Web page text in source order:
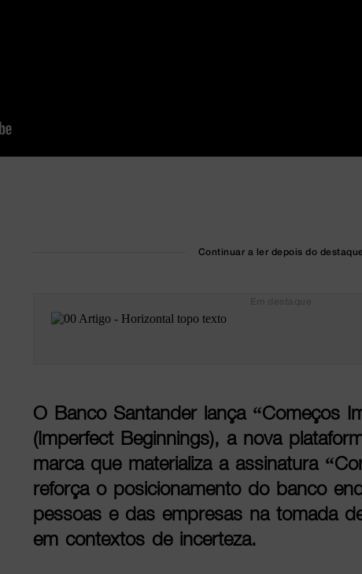
Continuar a ler depois do destaque
O Banco Santander lança “Começos
(Imperfect Beginnings), a nova
marca que materializa a assinatura
reforça o posicionamento do banco
pessoas e das empresas na tomada
em contextos de incerteza.